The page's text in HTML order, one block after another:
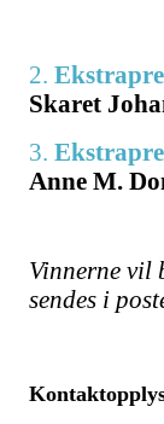
2.
Skaret
3.
Anne M.
Vinnerne vil
sendes i